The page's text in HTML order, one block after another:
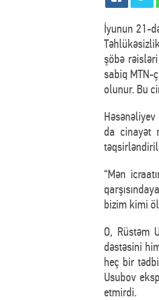
İyunun 21-
şöbə
sabiq MTN-
olunur. Bu
da cinayət
“Mən
bizim kimi
O, Rüstəm
dəstəsini
heç bir
Usubov
etmirdi.